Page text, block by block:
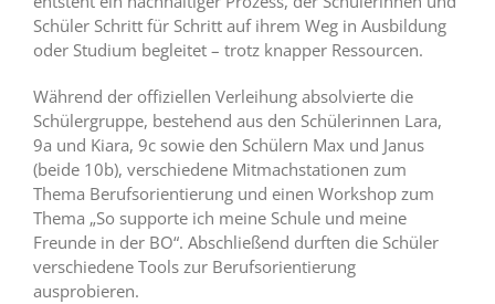
Schüler Schritt für Schritt auf ihrem Weg in Ausbildung
oder Studium begleitet – trotz knapper Ressourcen.
Während der offiziellen Verleihung absolvierte die
Schülergruppe, bestehend aus den Schülerinnen Lara,
9a und Kiara, 9c sowie den Schülern Max und Janus
(beide 10b), verschiedene Mitmachstationen zum
Thema Berufsorientierung und einen Workshop zum
Thema „So supporte ich meine Schule und meine
Freunde in der BO“. Abschließend durften die Schüler
verschiedene Tools zur Berufsorientierung
ausprobieren.